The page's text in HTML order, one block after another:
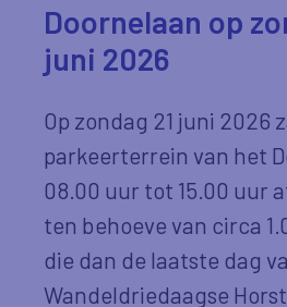
Doornelaan op
juni 2026
Op zondag 21 juni 2026
parkeerterrein van het
08.00 uur tot 15.00 uur
ten behoeve van circa
die dan de laatste dag
Wandeldriedaagse